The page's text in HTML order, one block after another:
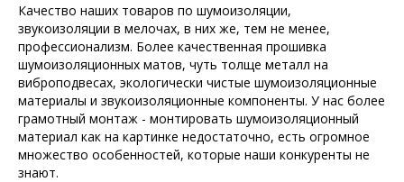
Качество наших товаров по шумоизоляции,
звукоизоляции в мелочах, в них же, тем не менее,
профессионализм. Более качественная прошивка
шумоизоляционных матов, чуть толще металл на
виброподвесах, экологически чистые шумоизоляционные
материалы и звукоизоляционные компоненты. У нас более
грамотный монтаж - монтировать шумоизоляционный
материал как на картинке недостаточно, есть огромное
множество особенностей, которые наши конкуренты не
знают.